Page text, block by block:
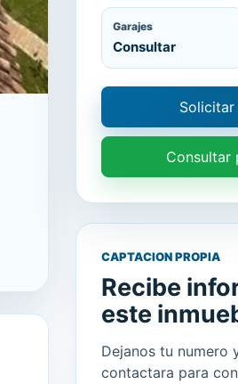
Garajes
Consultar
Consultar
CAPTACION PROPIA
Recibe
este
Dejanos tu numero
contactara para